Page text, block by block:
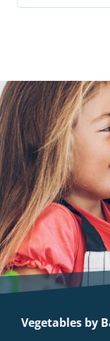
Vegetables by